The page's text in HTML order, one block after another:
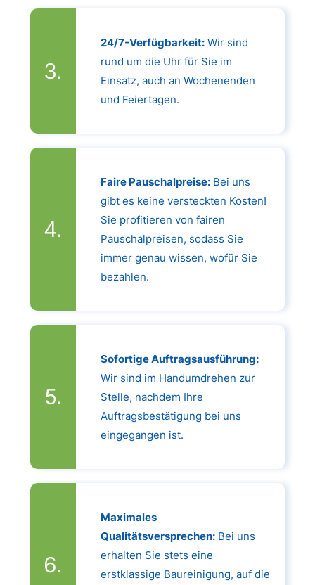
24/7-Verfügbarkeit:Wir sind
rund um die Uhr für Sie im
Einsatz, auch an Wochenenden
und Feiertagen.
Faire Pauschalpreise:Bei uns
gibt es keine versteckten Kosten!
Sie profitieren von fairen
Pauschalpreisen, sodass Sie
immer genau wissen, wofür Sie
bezahlen.
Sofortige Auftragsausführung:
Wir sind im Handumdrehen zur
Stelle, nachdem Ihre
Auftragsbestätigung bei uns
eingegangen ist.
Maximales
Qualitätsversprechen:Bei uns
erhalten Sie stets eine
erstklassige Baureinigung, auf die